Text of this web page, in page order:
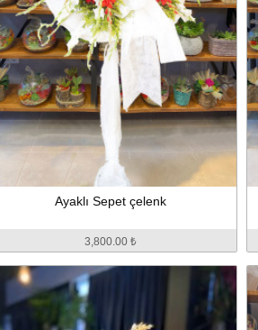
Ayaklı Sepet çelenk
3,800.00 ₺